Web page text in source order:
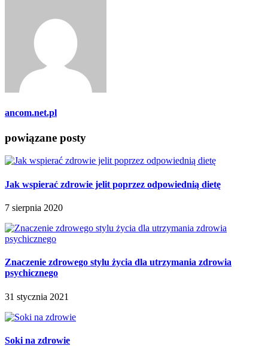
ancom.net.pl
powiązane posty
Jak wspierać zdrowie jelit poprzez odpowiednią dietę
7 sierpnia 2020
Znaczenie zdrowego stylu życia dla utrzymania zdrowia
psychicznego
31 stycznia 2021
Soki na zdrowie